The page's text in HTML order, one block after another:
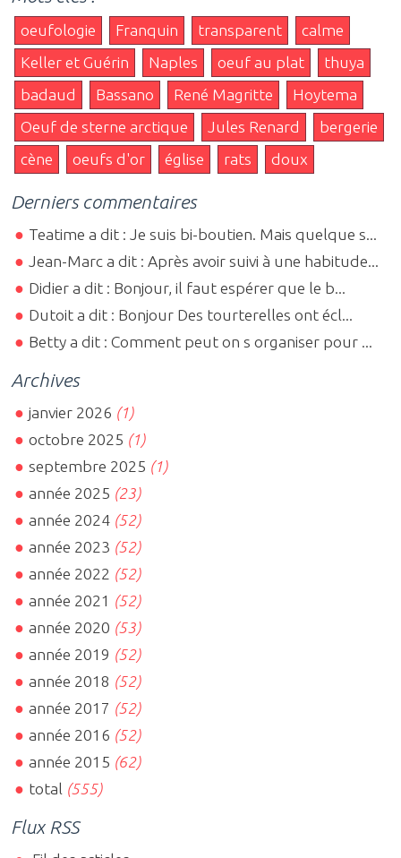
oeufologie Franquin transparent
calme
Keller et Guérin
Naples oeuf au plat
thuya
badaud
Bassano René Magritte
Hoytema
Oeuf de sterne arctique
Jules Renard
bergerie
cène
oeufs d'or église rats doux
Derniers commentaires
Teatime a dit : Je suis bi-boutien. Mais quelque s...
Jean-Marc a dit : Après avoir suivi à une habitude...
Didier a dit : Bonjour, il faut espérer que le b...
Dutoit a dit : Bonjour Des tourterelles ont écl...
Betty a dit : Comment peut on s organiser pour ...
Archives
janvier 2026 (1)
octobre 2025 (1)
septembre 2025 (1)
année 2025 (23)
année 2024 (52)
année 2023 (52)
année 2022 (52)
année 2021 (52)
année 2020 (53)
année 2019 (52)
année 2018 (52)
année 2017 (52)
année 2016 (52)
année 2015 (62)
total (555)
Flux RSS